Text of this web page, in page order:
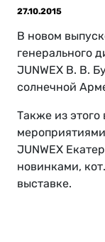
27.10.2015
В новом
генерального
JUNWEX В. В.
солнечной
Также из
JUNWEX
новинками,
выставке.